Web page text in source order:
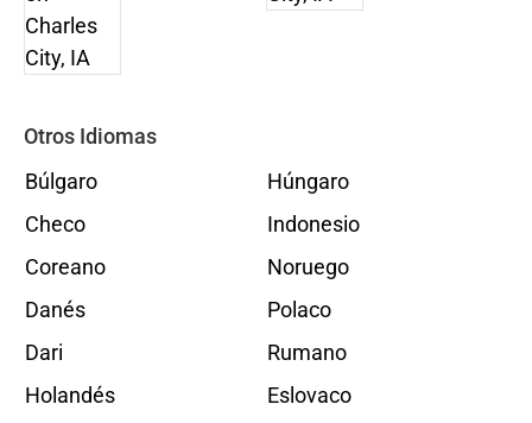
Otros Idiomas
Búlgaro
Checo
Coreano
Danés
Dari
Holandés
Húngaro
Indonesio
Noruego
Polaco
Rumano
Eslovaco